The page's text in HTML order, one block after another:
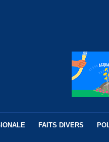
FAITS DIVERS